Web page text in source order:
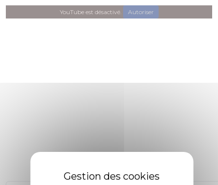
YouTube est désactivé. Autoriser